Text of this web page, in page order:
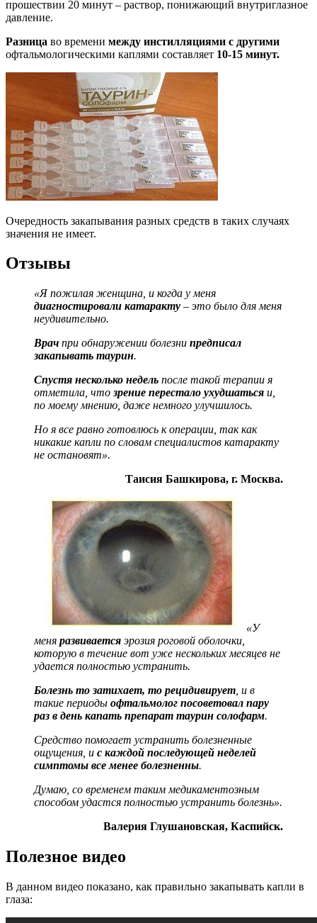
прошествии 20 минут – раствор, понижающий внутриглазное
давление.
Разница во времени между инстилляциями с другими
офтальмологическими каплями составляет 10-15 минут.
Очередность закапывания разных средств в таких случаях
значения не имеет.
Отзывы
«Я пожилая женщина, и когда у меня
диагностировали катаракту – это было для меня
неудивительно.
Врач при обнаружении болезни предписал
закапывать таурин.
Спустя несколько недель после такой терапии я
отметила, что зрение перестало ухудшаться и,
по моему мнению, даже немного улучшилось.
Но я все равно готовлюсь к операции, так как
никакие капли по словам специалистов катаракту
не остановят».
Таисия Башкирова, г. Москва.
«У
меня развивается эрозия роговой оболочки,
которую в течение вот уже нескольких месяцев не
удается полностью устранить.
Болезнь то затихает, то рецидивирует , и в
такие периоды офтальмолог посоветовал пару
раз в день капать препарат таурин солофарм.
Средство помогает устранить болезненные
ощущения, и с каждой последующей неделей
симптомы все менее болезненны.
Думаю, со временем таким медикаментозным
способом удастся полностью устранить болезнь».
Валерия Глушановская, Каспийск.
Полезное видео
В данном видео показано, как правильно закапывать капли в
глаза: